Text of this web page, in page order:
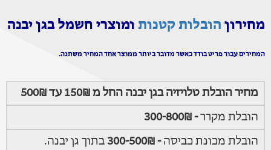
מחירון הובלות קטנות ומוצרי חשמל בגן יבנה
המחירים עבור פריט בודד כאשר מדובר ביותר ממוצר אחד המחיר משתנה.
מחיר הובלת טלויזיה בגן יבנה החל מ 150₪ עד 500₪
הובלת מקרר- 300-800₪
הובלת מכונת כביסה - 300-500₪
בתוך גן יבנה.